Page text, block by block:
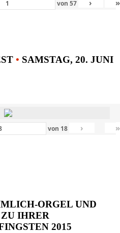
von 57 › »
• SAMSTAG, 20. JUNI
von 18 › »
ORGEL UND
IHRER
2015